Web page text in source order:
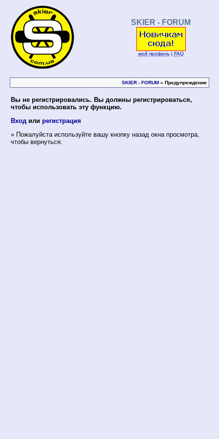
SKIER - FORUM
мой профиль| FAQ
SKIER - FORUM » Предупреждение
Вы не регистрировались. Вы должны регистрироваться,
чтобы использовать эту функцию.
Вход или регистрация
» Пожалуйста используйте вашу кнопку назад окна просмотра,
чтобы вернуться.